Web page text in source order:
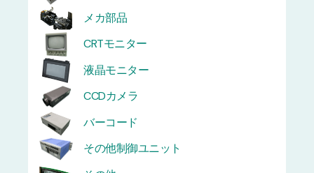
メカ部品
CRTモニター
液晶モニター
CCDカメラ
バーコード
その他制御ユニット